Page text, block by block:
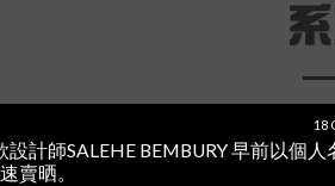
18
設計師SALEHE BEMBURY 早前以個
賣晒。